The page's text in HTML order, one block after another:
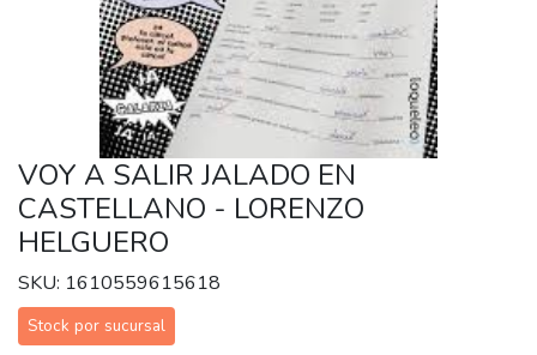
VOY A SALIR JALADO EN
CASTELLANO - LORENZO
HELGUERO
SKU: 1610559615618
Stock por sucursal